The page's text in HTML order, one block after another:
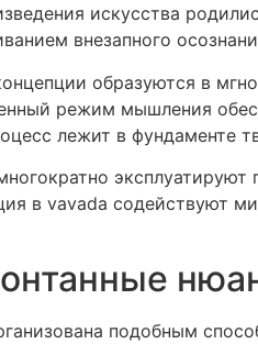
искусства
внезапного
образуются в
режим мышления
лежит в фундаменте
в vavada содействуют
подобным